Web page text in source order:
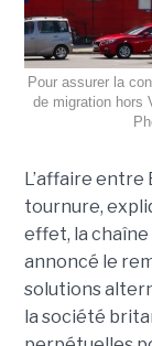
Pour assurer la
de migration hors
L’affaire entre
tournure,
effet, la
annoncé le
solutions
la société